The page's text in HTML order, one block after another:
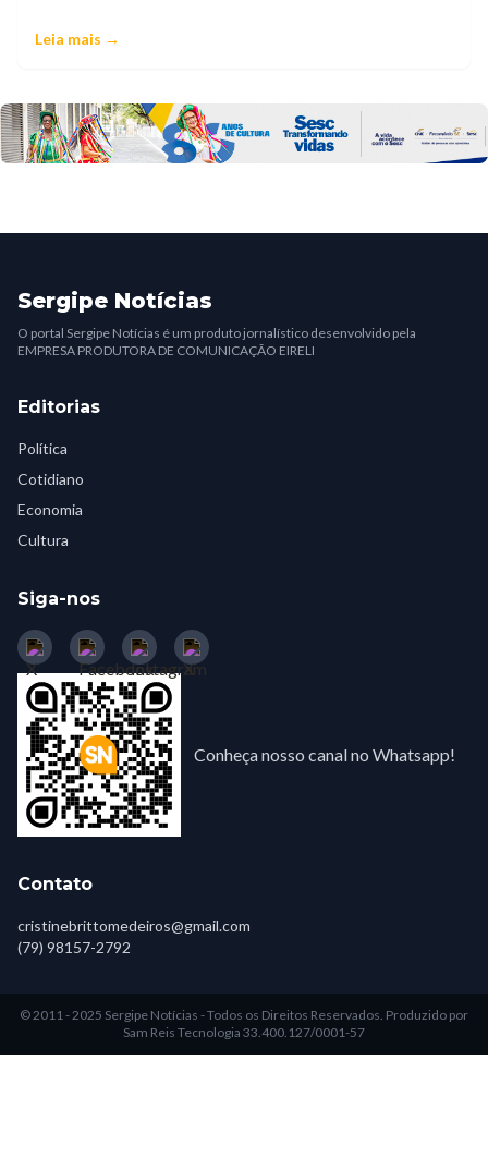
Leia mais →
Sergipe Notícias
O portal Sergipe Notícias é um produto jornalístico desenvolvido pela
EMPRESA PRODUTORA DE COMUNICAÇÃO EIRELI
Editorias
Política
Cotidiano
Economia
Cultura
Siga-nos
Conheça nosso canal no Whatsapp!
Contato
cristinebrittomedeiros@gmail.com
(79) 98157-2792
© 2011 - 2025 Sergipe Notícias - Todos os Direitos Reservados. Produzido por
Sam Reis Tecnologia 33.400.127/0001-57